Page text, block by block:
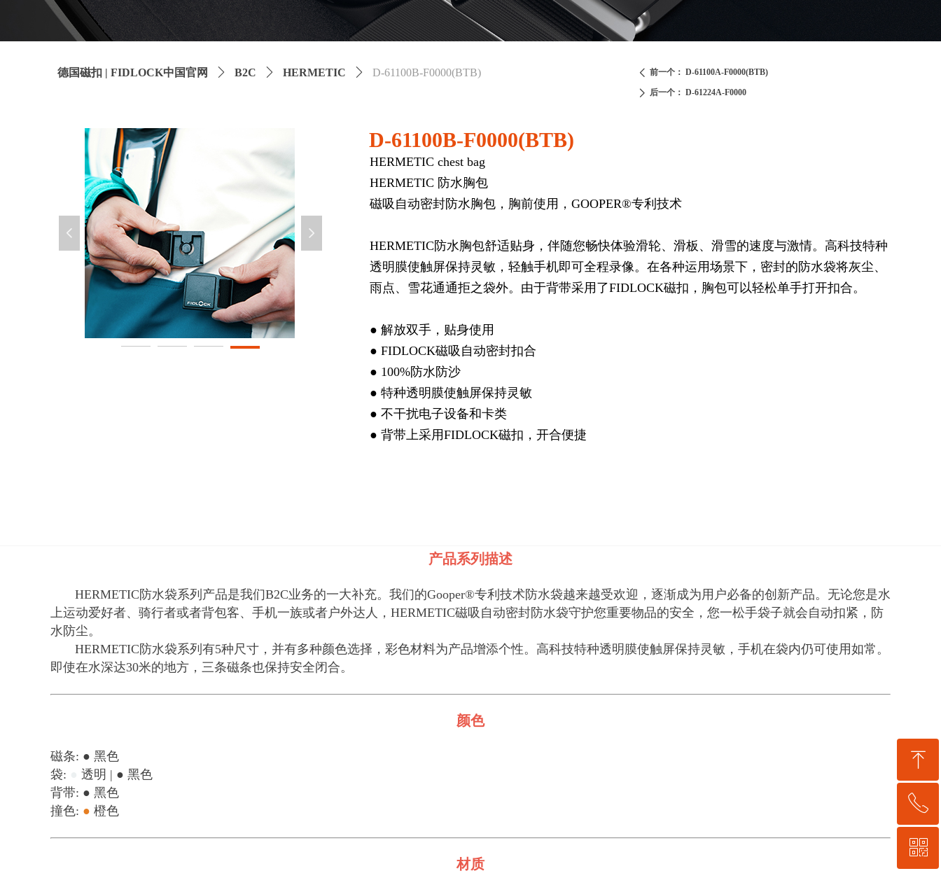
德国磁扣 | FIDLOCK中国官网 ꄲ B2C ꄲ HERMETIC ꄲ D-61100B-F0000(BTB)
넳 넲
D-61100B-F0000(BTB)
HERMETIC chest bag
HERMETIC 防水胸包
磁吸自动密封防水胸包，胸前使用，GOOPER®专利技术
HERMETIC防水胸包舒适贴身，伴随您畅快体验滑轮、滑板、滑雪的速度与激情。高科技特种
透明膜使触屏保持灵敏，轻触手机即可全程录像。在各种运用场景下，密封的防水袋将灰尘、
雨点、雪花通通拒之袋外。由于背带采用了FIDLOCK磁扣，胸包可以轻松单手打开扣合。
● 解放双手，贴身使用
● FIDLOCK磁吸自动密封扣合
● 100%防水防沙
● 特种透明膜使触屏保持灵敏
● 不干扰电子设备和卡类
● 背带上采用FIDLOCK磁扣，开合便捷
产品系列描述
HERMETIC防水袋系列产品是我们B2C业务的一大补充。我们的Gooper®专利技术防水袋越来越受欢迎，逐渐成为用户必备的创新产品。无论您是水
上运动爱好者、骑行者或者背包客、手机一族或者户外达人，HERMETIC磁吸自动密封防水袋守护您重要物品的安全，您一松手袋子就会自动扣紧，防
水防尘。
HERMETIC防水袋系列有5种尺寸，并有多种颜色选择，彩色材料为产品增添个性。高科技特种透明膜使触屏保持灵敏，手机在袋内仍可使用如常。
即使在水深达30米的地方，三条磁条也保持安全闭合。
颜色
磁条: ● 黑色
袋:
透明 | ● 黑色
背带: ● 黑色
撞色: ● 橙色
材质
ꄲ 后一个： D-61224A-F0000
ꄴ 前一个： D-61100A-F0000(BTB)
ꁸ
回到顶部
ꂅ
0755-21059248
ꀥ